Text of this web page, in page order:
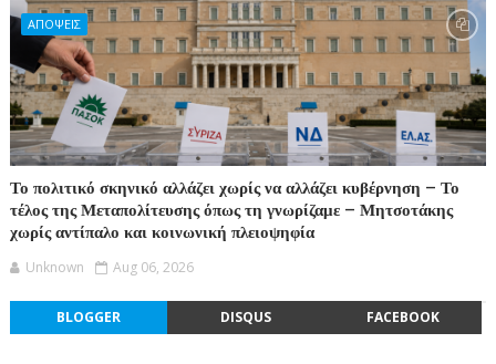
ΑΠΟΨΕΙΣ
Το πολιτικό σκηνικό αλλάζει χωρίς να αλλάζει κυβέρνηση – Το
τέλος της Μεταπολίτευσης όπως τη γνωρίζαμε – Μητσοτάκης
χωρίς αντίπαλο και κοινωνική πλειοψηφία
Unknown Aug 06, 2026
BLOGGER DISQUS FACEBOOK